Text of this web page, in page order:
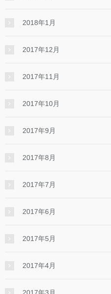
2018年1月
2017年12月
2017年11月
2017年10月
2017年9月
2017年8月
2017年7月
2017年6月
2017年5月
2017年4月
2017年3月